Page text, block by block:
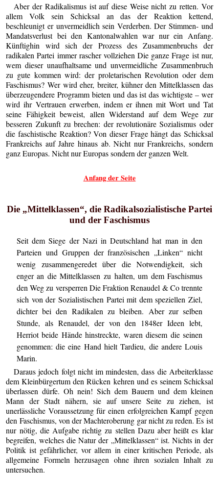
Aber der Radikalismus ist auf diese Weise nicht zu retten. Vor
allem Volk sein Schicksal an das der Reaktion kettend,
beschleunigt er unvermeidlich sein Verderben. Der Stimmen- und
Mandatsverlust bei den Kantonalwahlen war nur ein Anfang.
Künftighin wird sich der Prozess des Zusammenbruchs der
radikalen Partei immer rascher vollziehen Die ganze Frage ist nur,
wem dieser unaufhaltsame und unvermeidliche Zusammenbruch
zu gute kommen wird: der proletarischen Revolution oder dem
Faschismus? Wer wird eher, breiter, kühner den Mittelklassen das
überzeugendere Programm bieten und das ist das wichtigste – wer
wird ihr Vertrauen erwerben, indem er ihnen mit Wort und Tat
seine Fähigkeit beweist, allen Widerstand auf dem Wege zur
besseren Zukunft zu brechen: der revolutionäre Sozialismus oder
die faschistische Reaktion? Von dieser Frage hängt das Schicksal
Frankreichs auf Jahre hinaus ab. Nicht nur Frankreichs, sondern
ganz Europas. Nicht nur Europas sondern der ganzen Welt.
Anfang der Seite
Die „Mittelklassen“, die Radikalsozialistische Partei
und der Faschismus
Seit dem Siege der Nazi in Deutschland hat man in den
Parteien und Gruppen der französischen „Linken“ nicht
wenig zusammengeredet über die Notwendigkeit, sich
enger an die Mittelklassen zu halten, um dem Faschismus
den Weg zu versperren Die Fraktion Renaudel & Co trennte
sich von der Sozialistischen Partei mit dem speziellen Ziel,
dichter bei den Radikalen zu bleiben. Aber zur selben
Stunde, als Renaudel, der von den 1848er Ideen lebt,
Herriot beide Hände hinstreckte, waren diesem die seinen
genommen: die eine Hand hielt Tardieu, die andere Louis
Marin.
Daraus jedoch folgt nicht im mindesten, dass die Arbeiterklasse
dem Kleinbürgertum den Rücken kehren und es seinem Schicksal
überlassen dürfe. Oh nein! Sich dem Bauern und dem kleinen
Mann der Stadt nähern, sie auf unsere Seite zu ziehen, ist
unerlässliche Voraussetzung für einen erfolgreichen Kampf gegen
den Faschismus, von der Machteroberung gar nicht zu reden. Es ist
nur nötig, die Aufgabe richtig zu stellen Dazu aber heißt es klar
begreifen, welches die Natur der „Mittelklassen“ ist. Nichts in der
Politik ist gefährlicher, vor allem in einer kritischen Periode, als
allgemeine Formeln herzusagen ohne ihren sozialen Inhalt zu
untersuchen.